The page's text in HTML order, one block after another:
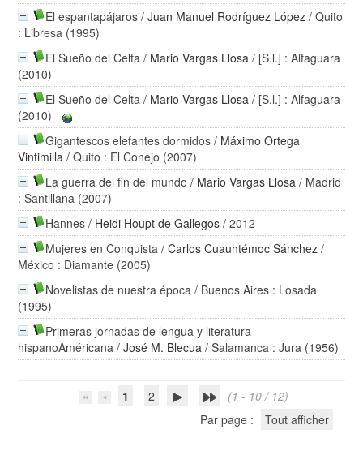
El espantapájaros /Juan Manuel Rodríguez López / Quito
: Libresa (1995)
El Sueño del Celta / Mario Vargas Llosa / [S.l.] : Alfaguara
(2010)
El Sueño del Celta / Mario Vargas Llosa / [S.l.] : Alfaguara
(2010)
Gigantescos elefantes dormidos / Máximo Ortega
Vintimilla / Quito : El Conejo (2007)
La guerra del fin del mundo / Mario Vargas Llosa / Madrid
: Santillana (2007)
Hannes / Heidi Houpt de Gallegos / 2012
Mujeres en Conquista /Carlos Cuauhtémoc Sánchez /
México : Diamante (2005)
Novelistas de nuestra época / Buenos Aires : Losada
(1995)
Primeras jornadas de lengua y literatura
hispanoAméricana /José M. Blecua / Salamanca : Jura (1956)
1 2
(1 - 10 / 12)
Par page :
Tout afficher